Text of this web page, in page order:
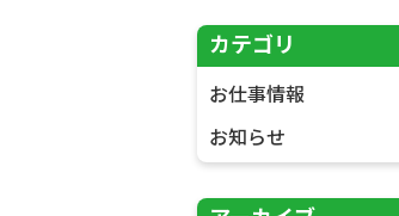
カテゴリ
お仕事情報
お知らせ